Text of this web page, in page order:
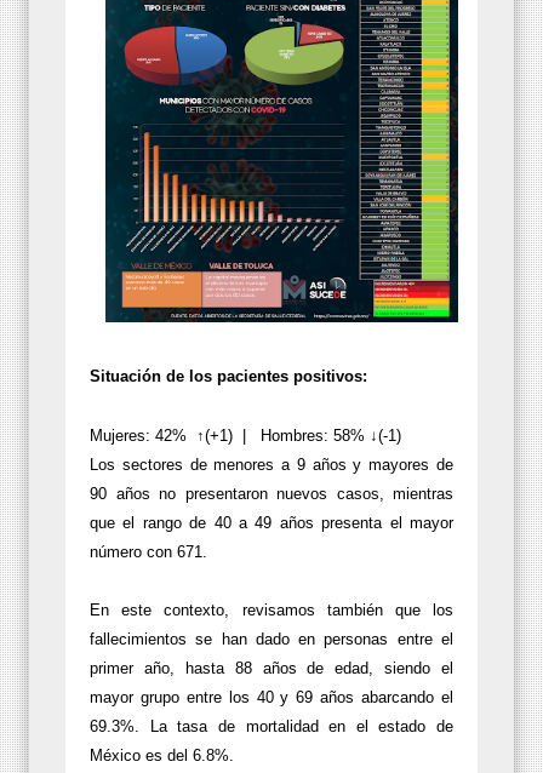
Situación de los pacientes positivos:
Mujeres: 42% ↑(+1)
Hombres: 58% ↓(-1)
Los sectores de menores a 9 años y mayores de
90 años no presentaron nuevos casos, mientras
que el rango de 40 a 49 años presenta el mayor
número con 671.
En este contexto, revisamos también que los
fallecimientos se han dado en personas entre el
primer año, hasta 88 años de edad, siendo el
mayor grupo entre los 40 y 69 años abarcando el
69.3%. La tasa de mortalidad en el estado de
México es del 6.8%.